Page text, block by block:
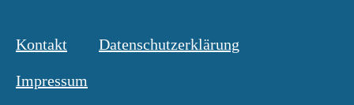
Kontakt Datenschutzerklärung
Impressum